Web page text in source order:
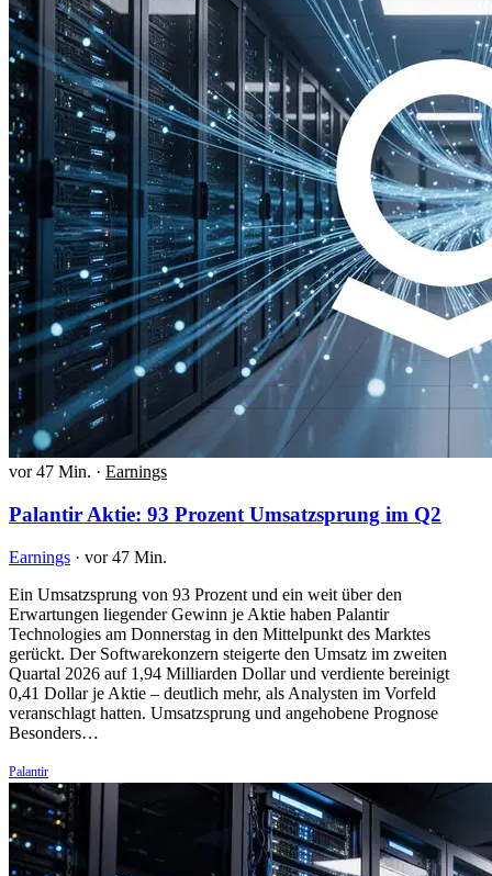
vor 47 Min. · Earnings
Palantir Aktie: 93 Prozent Umsatzsprung im Q2
Earnings · vor 47 Min.
Ein Umsatzsprung von 93 Prozent und ein weit über den
Erwartungen liegender Gewinn je Aktie haben Palantir
Technologies am Donnerstag in den Mittelpunkt des Marktes
gerückt. Der Softwarekonzern steigerte den Umsatz im zweiten
Quartal 2026 auf 1,94 Milliarden Dollar und verdiente bereinigt
0,41 Dollar je Aktie – deutlich mehr, als Analysten im Vorfeld
veranschlagt hatten. Umsatzsprung und angehobene Prognose
Besonders…
Palantir